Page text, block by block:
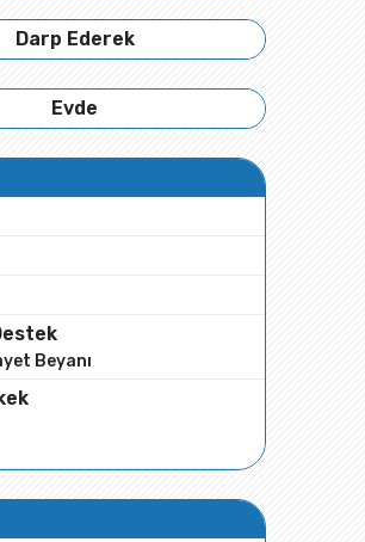
Darp Ederek
Evde
Beyanı